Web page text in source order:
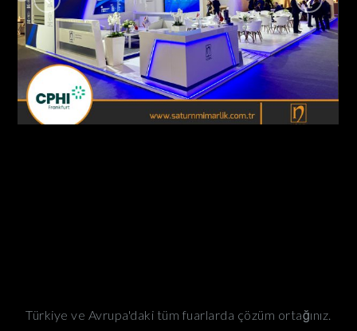
Nobel İlaç / Cphi Fuarı Frankfurt – Almanya
AHŞAP - ÖZGÜN STANDLAR
Türkiye ve Avrupa'daki tüm fuarlarda çözüm ortağınız.